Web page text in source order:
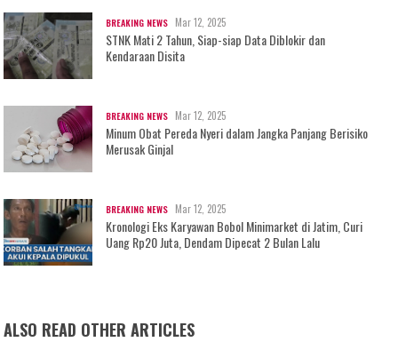
BREAKING NEWS Mar 12, 2025
STNK Mati 2 Tahun, Siap-siap Data Diblokir dan
Kendaraan Disita
BREAKING NEWS Mar 12, 2025
Minum Obat Pereda Nyeri dalam Jangka Panjang Berisiko
Merusak Ginjal
BREAKING NEWS Mar 12, 2025
Kronologi Eks Karyawan Bobol Minimarket di Jatim, Curi
Uang Rp20 Juta, Dendam Dipecat 2 Bulan Lalu
ALSO READ OTHER ARTICLES